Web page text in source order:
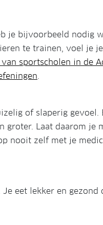
je bijvoorbeeld nodig
te trainen, voel je
sportscholen in de
.
of slaperig
Laat daarom je
nooit zelf met je
eet lekker en gezond